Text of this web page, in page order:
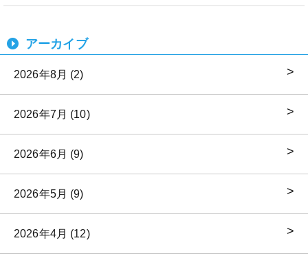
アーカイブ
2026年8月 (2)
2026年7月 (10)
2026年6月 (9)
2026年5月 (9)
2026年4月 (12)